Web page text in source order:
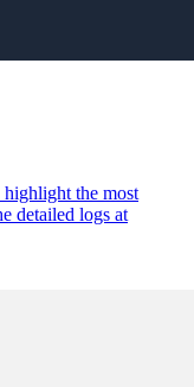
highlight the most
detailed logs at